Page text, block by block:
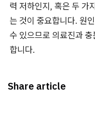
력 저하인지, 혹은 두 가
는 것이 중요합니다. 원
수 있으므로 의료진과
합니다.
Share article